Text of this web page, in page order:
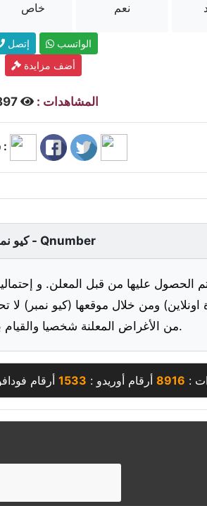
خاص
نعم
إتصل
الواتسب
أضف مزايدة
المشاهدات :
شارك :
كيو نمبر - Qnumber
الحصول عليها من قبل المعلن. و
ومن خلال موقعها (كيو نمبر)
من الأغراض المعلنة شخصيا والقيام بالفحص قبل الشراء.
:
8916 أرقام أوريدو : 1533 أرقام